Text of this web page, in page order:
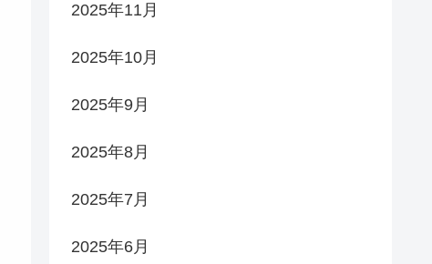
2025年11月
2025年10月
2025年9月
2025年8月
2025年7月
2025年6月